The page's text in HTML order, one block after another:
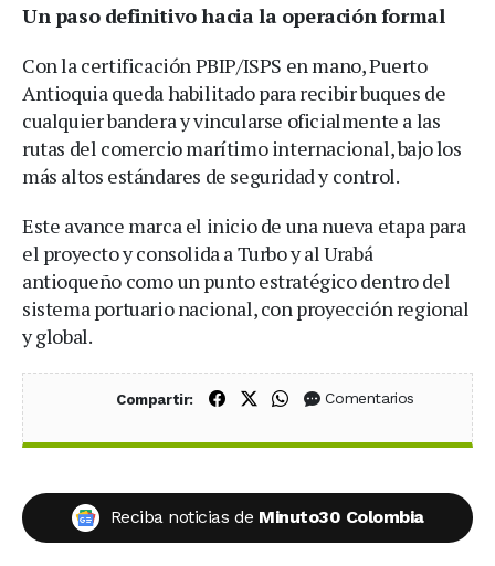
Un paso definitivo hacia la operación formal
Con la certificación PBIP/ISPS en mano, Puerto
Antioquia queda habilitado para recibir buques de
cualquier bandera y vincularse oficialmente a las
rutas del comercio marítimo internacional, bajo los
más altos estándares de seguridad y control.
Este avance marca el inicio de una nueva etapa para
el proyecto y consolida a Turbo y al Urabá
antioqueño como un punto estratégico dentro del
sistema portuario nacional, con proyección regional
y global.
Compartir: Compartir en Facebook
Compartir en X (Twitter)
Compartir en WhatsApp
Comentarios
Reciba noticias de Minuto30 Colombia